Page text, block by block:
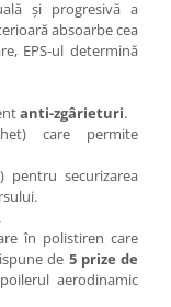
și progresivă a
absoarbe cea
EPS-ul determină
anti-zgârieturi.
care permite
) pentru securizarea
.
în polistiren care
de 5 prize de
aerodinamic